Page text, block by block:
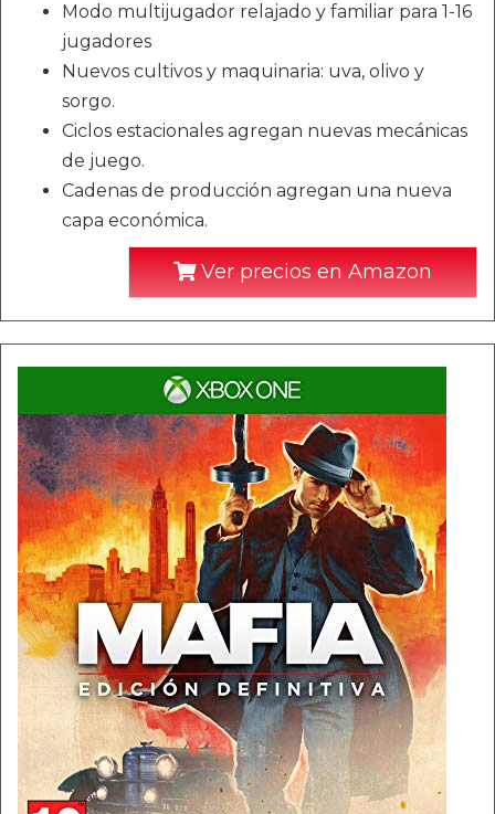
Modo multijugador relajado y familiar para 1-16
jugadores
Nuevos cultivos y maquinaria: uva, olivo y
sorgo.
Ciclos estacionales agregan nuevas mecánicas
de juego.
Cadenas de producción agregan una nueva
capa económica.
Ver precios en Amazon